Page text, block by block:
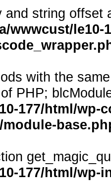
and string offset
wwwcust/
with the
PHP;
177/html/
177/html/